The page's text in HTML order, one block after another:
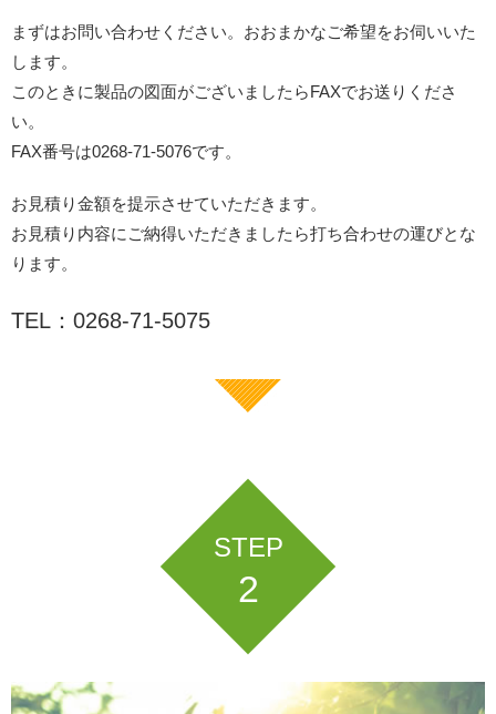
まずはお問い合わせください。おおまかなご希望をお伺いいた
します。
このときに製品の図面がございましたらFAXでお送りくださ
い。
FAX番号は0268-71-5076です。
お見積り金額を提示させていただきます。
お見積り内容にご納得いただきましたら打ち合わせの運びとな
ります。
TEL：0268-71-5075
STEP
2